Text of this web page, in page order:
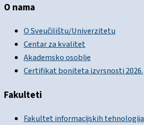
O nama
O Sveučilištu/Univerzitetu
Centar za kvalitet
Akademsko osoblje
Certifikat boniteta izvrsnosti 2026.
Fakulteti
Fakultet informacijskih tehnologija